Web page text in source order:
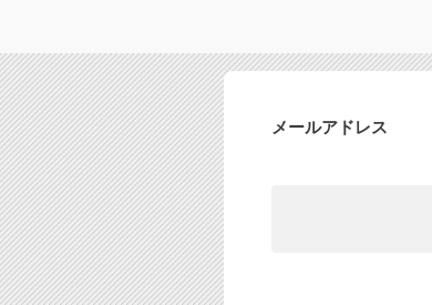
メールアドレス